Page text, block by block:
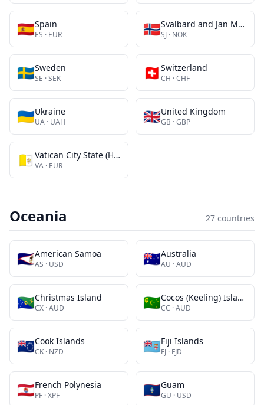
🇪🇸Spain
ES · EUR 🇸🇯 Svalbard and Jan Mayen Islands
SJ · NOK
🇸🇪Sweden
SE ·SEK 🇨🇭 Switzerland
CH ·CHF
🇺🇦Ukraine
UA · UAH 🇬🇧United Kingdom
GB ·GBP
🇻🇦 Vatican City State (Holy See)
VA · EUR
Oceania 27 countries
🇦🇸American Samoa
AS · USD 🇦🇺Australia
AU ·AUD
🇨🇽Christmas Island
CX ·AUD 🇨🇨 Cocos (Keeling) Islands
CC ·AUD
🇨🇰Cook Islands
CK · NZD 🇫🇯Fiji Islands
FJ · FJD
🇵🇫French Polynesia
PF ·XPF 🇬🇺Guam
GU · USD